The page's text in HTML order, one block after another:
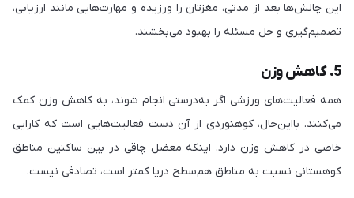
این چالش‌ها بعد از مدتی، مغزتان را ورزیده و مهارت‌هایی مانند ارزیابی،
تصمیم‌گیری و حل مسئله را بهبود می‌بخشند.
5. کاهش وزن
همه فعالیت‌های ورزشی اگر به‌درستی انجام شوند، به کاهش وزن کمک
می‌کنند. بااین‌حال، کوهنوردی از آن دست فعالیت‌هایی است که کارایی
خاصی در کاهش وزن دارد. اینکه معضل چاقی در بین ساکنین مناطق
کوهستانی نسبت به مناطق هم‌سطح دریا کمتر است، تصادفی نیست.